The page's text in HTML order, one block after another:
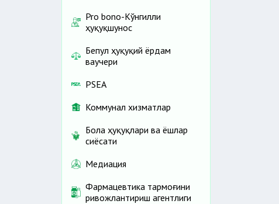
Pro bono-Кўнгилли
ҳуқуқшунос
Бепул ҳуқуқий ёрдам
ваучери
PSEA
Коммунал хизматлар
Бола ҳуқуқлари ва ёшлар
сиёсати
Медиация
Фармацевтика тармоғини
ривожлантириш агентлиги